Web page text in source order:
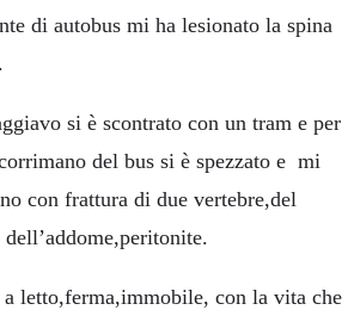
di autobus mi ha lesionato la spina
si è scontrato con un tram e per
del bus si è spezzato e mi
con frattura di due vertebre,del
a letto,ferma,immobile, con la vita che